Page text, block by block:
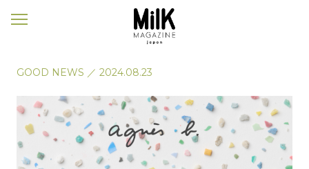
メ
GOOD NEWS ／ 2024.08.23